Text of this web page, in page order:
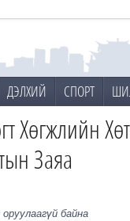
ДЭЛХИЙ СПОРТ
Хөгжлийн
Заяа
байна